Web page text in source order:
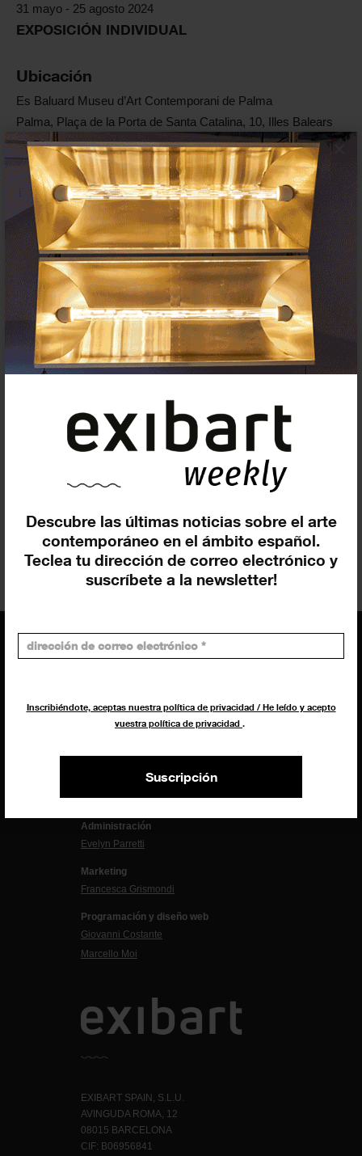
Descubre las últimas noticias sobre el arte
contemporáneo en el ámbito español.
Teclea tu dirección de correo electrónico y
suscríbete a la newsletter!
Inscribiéndote, aceptas nuestra política de privacidad / He leído y acepto
vuestra política de privacidad .
Suscripción
×
31 mayo - 25 agosto 2024
EXPOSICIÓN INDIVIDUAL
Ubicación
Es Baluard Museu d’Art Contemporani de Palma
Palma, Plaça de la Porta de Santa Catalina, 10, Illes Balears
Entradas
Entrada general a museo 6,00 €. Entrada a exposición
temporal 4,00 €
Horario de apertura
Martes a sábado de 10h a 20h. Domingo de 10h a 15h. Lunes,
cerrado.
Enlaces oficiales
Web
Artista/s
Meirowsky
Bartomeu Marí
Imma Prieto
Federico Pazzagli
Dirección exibart.es
Carolina Ciuti
Administración
Evelyn Parretti
Marketing
Francesca Grismondi
Programación y diseño web
Giovanni Costante
Marcello Moi
EXIBART SPAIN, S.L.U.
AVINGUDA ROMA, 12
08015 BARCELONA
CIF: B06956841